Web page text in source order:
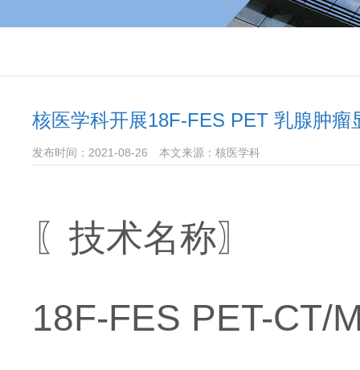
核医学科开展18F-FES PET 乳腺肿瘤
发布时间：2021-08-26 本文来源：核医学科
〖技术名称〗
18F-FES PET-CT/